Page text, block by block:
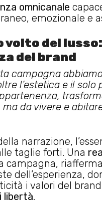
omnicanale
emozionale e
volto del
del brand
campagna
l’estetica e il
da vivere e
narrazione,
taglie forti. Una
campagna,
dell’esperienza,
i valori del
libertà.